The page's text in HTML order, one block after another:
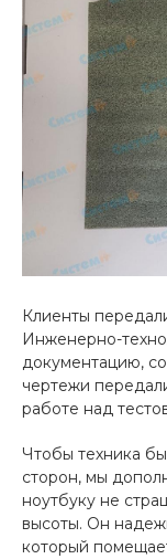
Клиенты
Инженерно-
документацию,
чертежи
работе над
Чтобы техника
сторон, мы
ноутбуку не
высоты. Он
который